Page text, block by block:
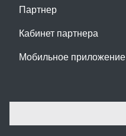
Партнер
Кабинет партнера
Мобильное приложение